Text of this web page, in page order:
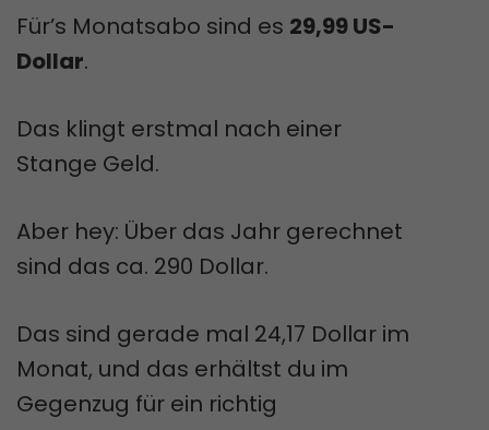
Für’s Monatsabo sind es 29,99 US-
Dollar.
Das klingt erstmal nach einer
Stange Geld.
Aber hey: Über das Jahr gerechnet
sind das ca. 290 Dollar.
Das sind gerade mal 24,17 Dollar im
Monat, und das erhältst du im
Gegenzug für ein richtig